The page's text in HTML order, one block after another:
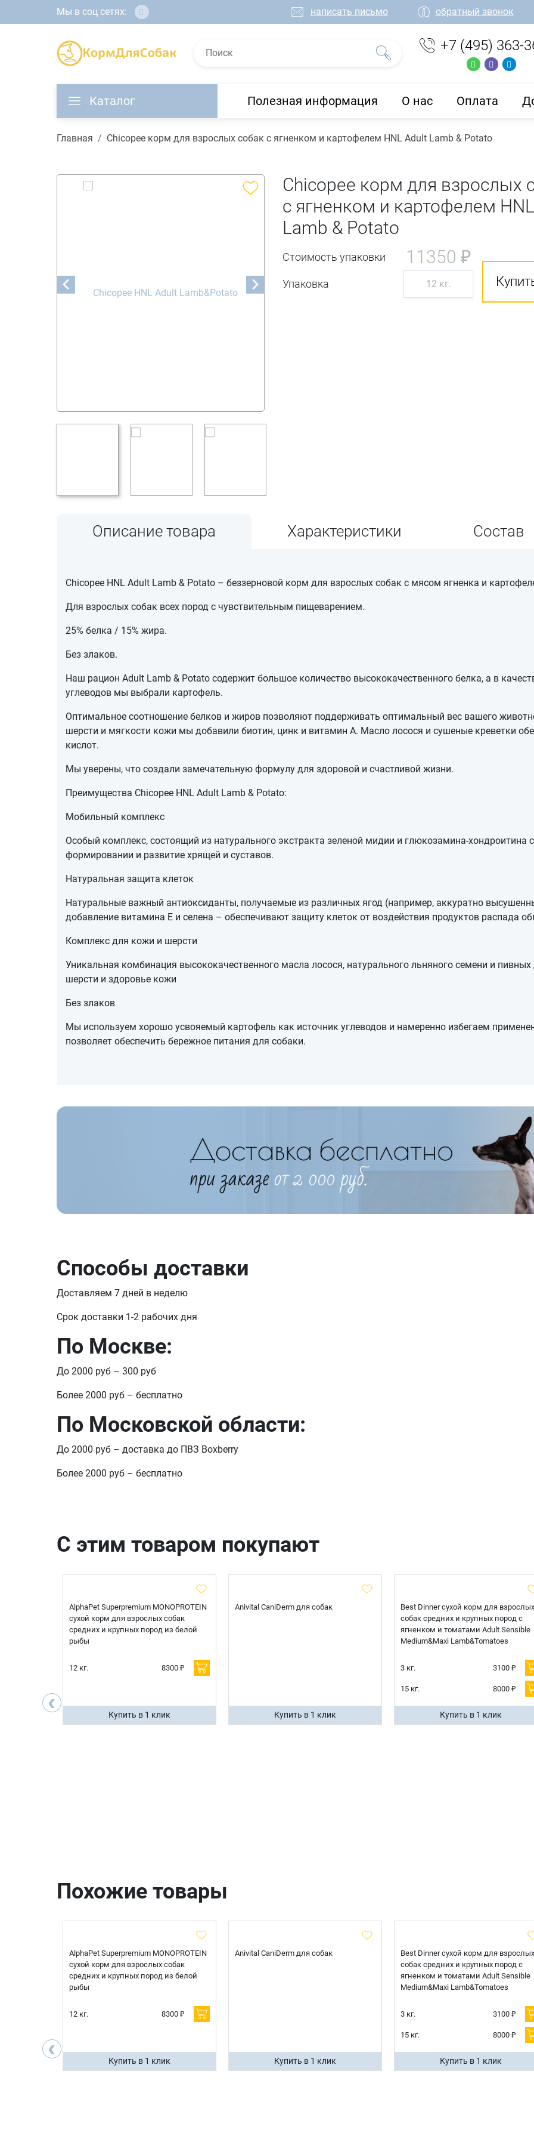
Мы в соц сетях: написать письмо обратный звонок
+7 (495) 363-
Каталог Полезная информация О нас Оплата
Главная Chicopee корм для взрослых собак с ягненком и картофелем HNL Adult Lamb & Potato
Chicopee корм для взрослых
с ягненком и картофелем
Lamb & Potato
Стоимость упаковки
Упаковка
11350 ₽
12 кг.
Описание товара Характеристики Состав
Chicopee HNL Adult Lamb & Potato – беззерновой корм для взрослых собак с мясом ягненка и
Для взрослых собак всех пород с чувствительным пищеварением.
25% белка / 15% жира.
Без злаков.
Наш рацион Adult Lamb & Potato содержит большое количество высококачественного белка, а в
углеводов мы выбрали картофель.
Оптимальное соотношение белков и жиров позволяют поддерживать оптимальный вес вашего
шерсти и мягкости кожи мы добавили биотин, цинк и витамин А. Масло лосося и сушеные креветки
кислот.
Мы уверены, что создали замечательную формулу для здоровой и счастливой жизни.
Преимущества Chicopee HNL Adult Lamb & Potato:
Мобильный комплекс
Особый комплекс, состоящий из натурального экстракта зеленой мидии и глюкозамина-хондроитина
формировании и развитие хрящей и суставов.
Натуральная защита клеток
Натуральные важный антиоксиданты, получаемые из различных ягод (например, аккуратно
добавление витамина Е и селена – обеспечивают защиту клеток от воздействия продуктов распада
Комплекс для кожи и шерсти
Уникальная комбинация высококачественного масла лосося, натурального льняного семени и
шерсти и здоровье кожи
Без злаков
Мы используем хорошо усвояемый картофель как источник углеводов и намеренно избегаем
позволяет обеспечить бережное питания для собаки.
Способы доставки
Доставляем 7 дней в неделю
Срок доставки 1-2 рабочих дня
По Москве:
До 2000 руб – 300 руб
Более 2000 руб – бесплатно
По Московской области:
До 2000 руб – доставка до ПВЗ Boxberry
Более 2000 руб – бесплатно
С этим товаром покупают
‹
AlphaPet Superpremium MONOPROTEIN
сухой корм для взрослых собак
средних и крупных пород из белой
рыбы
12 кг. 8300 ₽
Купить в 1 клик
Anivital CaniDerm для собак
Купить в 1 клик
Best Dinner сухой корм для взрослых
собак средних и крупных пород с
ягненком и томатами Adult Sensible
Medium&Maxi Lamb&Tomatoes
3 кг. 3100 ₽
15 кг. 8000 ₽
Купить в 1 клик
Похожие товары
‹
AlphaPet Superpremium MONOPROTEIN
сухой корм для взрослых собак
средних и крупных пород из белой
рыбы
12 кг. 8300 ₽
Купить в 1 клик
Anivital CaniDerm для собак
Купить в 1 клик
Best Dinner сухой корм для взрослых
собак средних и крупных пород с
ягненком и томатами Adult Sensible
Medium&Maxi Lamb&Tomatoes
3 кг. 3100 ₽
15 кг. 8000 ₽
Купить в 1 клик
Имя